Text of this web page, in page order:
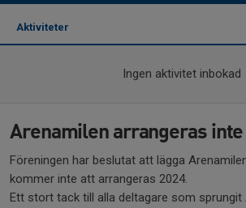
Aktiviteter
Ingen aktivitet inbokad
Arenamilen arrangeras
Föreningen har beslutat att lägga
kommer inte att arrangeras 2024.
Ett stort tack till alla deltagare som sprungit